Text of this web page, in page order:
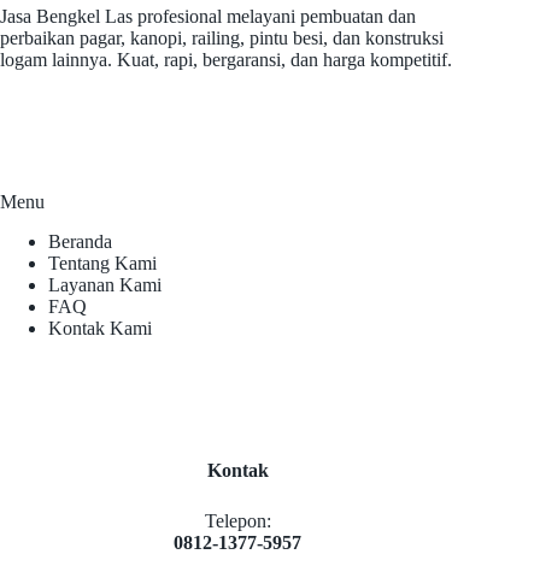
Jasa Bengkel Las profesional melayani pembuatan dan
perbaikan pagar, kanopi, railing, pintu besi, dan konstruksi
logam lainnya. Kuat, rapi, bergaransi, dan harga kompetitif.
Menu
Beranda
Tentang Kami
Layanan Kami
FAQ
Kontak Kami
Kontak
Telepon:
0812-1377-5957